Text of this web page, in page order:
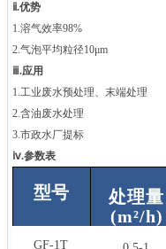
ⅱ.优势
1.溶气效率98%
2.气泡平均粒径10μm
ⅲ.应用
1.工业废水预处理、末端处理
2.含油废水处理
3.市政水厂提标
ⅳ.参数表
型号
处理量
(m²/h)
GF-1T